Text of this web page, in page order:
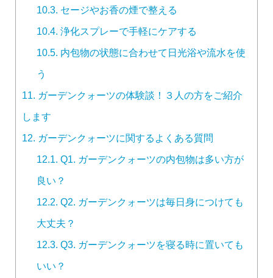
10.3. セージやお香の煙で整える
10.4. 浄化スプレーで手軽にケアする
10.5. 内包物の状態に合わせて日光浴や流水を使
う
11. ガーデンクォーツの体験談！３人の方をご紹介
します
12. ガーデンクォーツに関するよくある質問
12.1. Q1. ガーデンクォーツの内包物は多い方が
良い？
12.2. Q2. ガーデンクォーツは毎日身につけても
大丈夫？
12.3. Q3. ガーデンクォーツを寝る時に置いても
いい？